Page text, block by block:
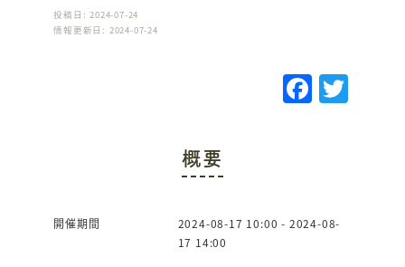
投稿日: 2024-07-24
情報更新日: 2024-07-24
F
a
o
T
概要
開催期間
2024-08-17 10:00 - 2024-08-
17 14:00